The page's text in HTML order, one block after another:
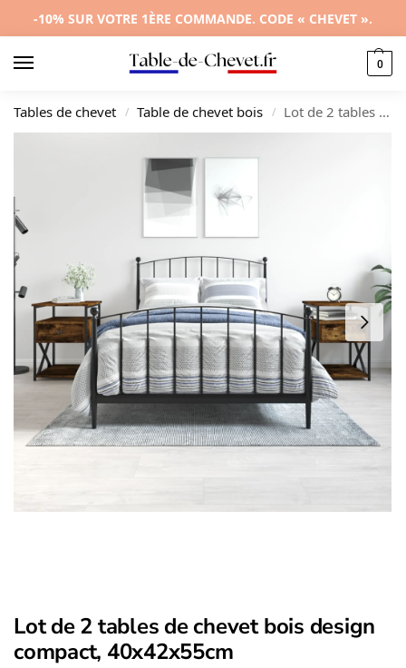
-10% SUR VOTRE 1ÈRE COMMANDE. CODE « CHEVET ».
0
Tables de chevet / Table de chevet bois / Lot de 2 tables de chevet bois design compact, 40x42x55cm
Lot de 2 tables de chevet bois design
compact, 40x42x55cm